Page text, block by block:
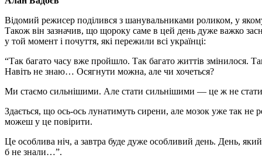
Відомий режисер поділився з шанувальниками роликом, у
Також він зазначив, що щороку саме в цей день дуже важко
у той момент і почуття, які пережили всі українці:
“Так багато часу вже пройшло. Так багато життів змінилося.
Навіть не знаю… Осягнути можна, але чи хочеться?
Ми стаємо сильнішими. Але стати сильнішими — це ж не
Здається, що ось-ось лунатимуть сирени, але мозок уже так не
можеш у це повірити.
Це особлива ніч, а завтра буде дуже особливий день. День,
б не знали…”.